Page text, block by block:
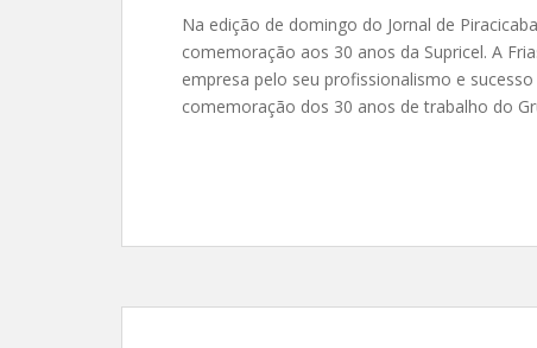
Na edição de domingo do Jornal de
comemoração aos 30 anos da Supricel. A
empresa pelo seu profissionalismo e
comemoração dos 30 anos de trabalho do